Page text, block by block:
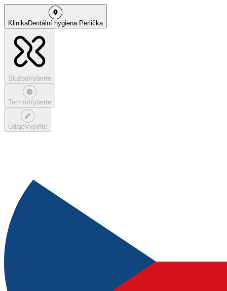
KlinikaDentální hygiena Perlička
SlužbaVyberte
TermínVyberte
ÚdajeVyplňte